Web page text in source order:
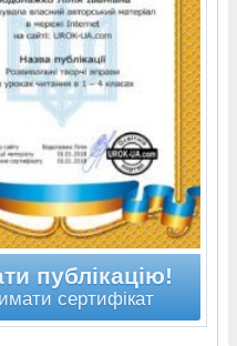
публікацію!
сертифікат